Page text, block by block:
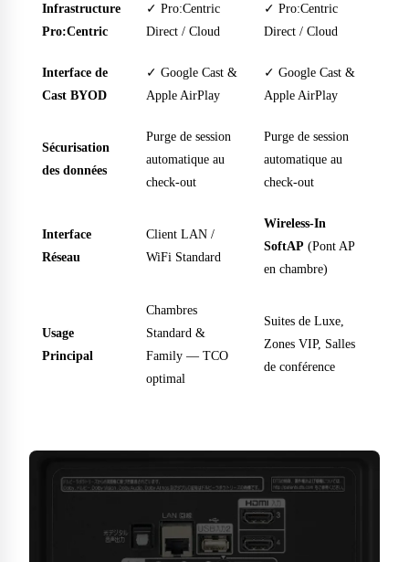
Infrastructure
Pro:Centric
✓ Pro:Centric
Direct / Cloud
✓ Pro:Centric
Direct / Cloud
Interface de
Cast BYOD
✓ Google Cast &
Apple AirPlay
✓ Google Cast &
Apple AirPlay
Sécurisation
des données
Purge de session
automatique au
check-out
Purge de session
automatique au
check-out
Interface
Réseau
Client LAN /
WiFi Standard
Wireless-In
SoftAP (Pont AP
en chambre)
Usage
Principal
Chambres
Standard &
Family — TCO
optimal
Suites de Luxe,
Zones VIP, Salles
de conférence